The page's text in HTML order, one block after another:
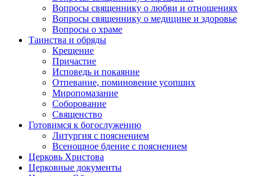
Вопросы священнику о любви и отношениях
Вопросы священнику о медицине и здоровье
Вопросы о храме
Таинства и обряды
Крещение
Причастие
Исповедь и покаяние
Отпевание, поминовение усопших
Миропомазание
Соборование
Священство
Готовимся к богослужению
Литургия с пояснением
Всенощное бдение с пояснением
Церковь Христова
Церковные документы